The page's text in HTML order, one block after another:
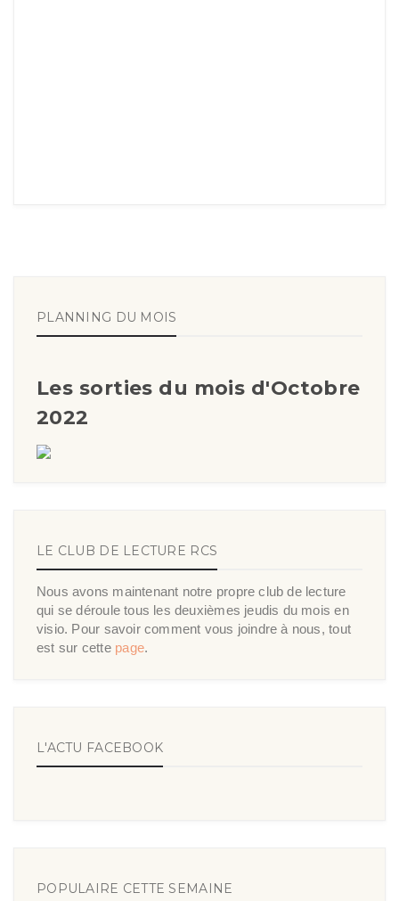
PLANNING DU MOIS
Les sorties du mois d'Octobre
2022
LE CLUB DE LECTURE RCS
Nous avons maintenant notre propre club de lecture
qui se déroule tous les deuxièmes jeudis du mois en
visio. Pour savoir comment vous joindre à nous, tout
est sur cette page.
L'ACTU FACEBOOK
POPULAIRE CETTE SEMAINE